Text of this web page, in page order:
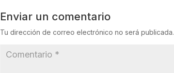
Enviar un comentario
Tu dirección de correo electrónico no será publicada.